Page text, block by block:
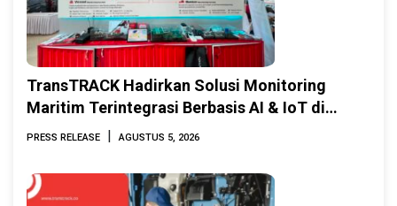
TransTRACK Hadirkan Solusi Monitoring
Maritim Terintegrasi Berbasis AI & IoT di
Indonesia Marine & Offshore Expo (IMOX)
PRESS RELEASE | AGUSTUS 5, 2026